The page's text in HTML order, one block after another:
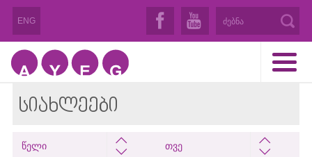
ENG
ᲡᲘᲐᲮᲚᲔᲔᲑᲘ
თვე
წელი